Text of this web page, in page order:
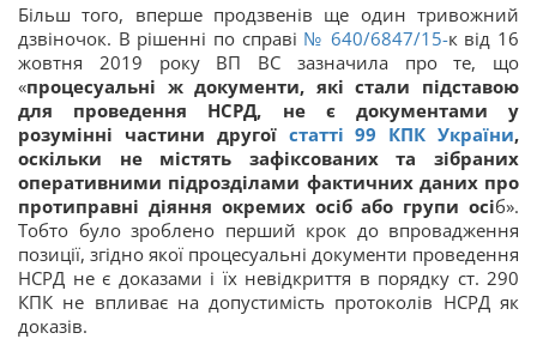
Більш того, вперше продзвенів ще один тривожний
дзвіночок. В рішенні по справі № 640/6847/15-к від 16
жовтня 2019 року ВП ВС зазначила про те, що
«процесуальні ж документи, які стали підставою
для проведення НСРД, не є документами у
розумінні частини другої статті 99 КПК України,
оскільки не містять зафіксованих та зібраних
оперативними підрозділами фактичних даних про
протиправні діяння окремих осіб або групи осіб».
Тобто було зроблено перший крок до впровадження
позиції, згідно якої процесуальні документи проведення
НСРД не є доказами і їх невідкриття в порядку ст. 290
КПК не впливає на допустимість протоколів НСРД як
доказів.